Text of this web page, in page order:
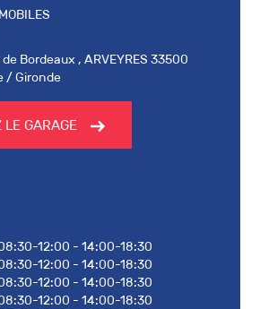
Bordeaux , ARVEYRES 33500
/ Gironde
LE GARAGE
12:00 - 14:00-18:30
12:00 - 14:00-18:30
12:00 - 14:00-18:30
12:00 - 14:00-18:30